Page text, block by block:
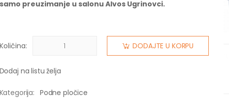
samo preuzimanje u salonu Alvos Ugrinovci.
Količina: DODAJTE U KORPU
Dodaj na listu želja
Kategorija: Podne pločice